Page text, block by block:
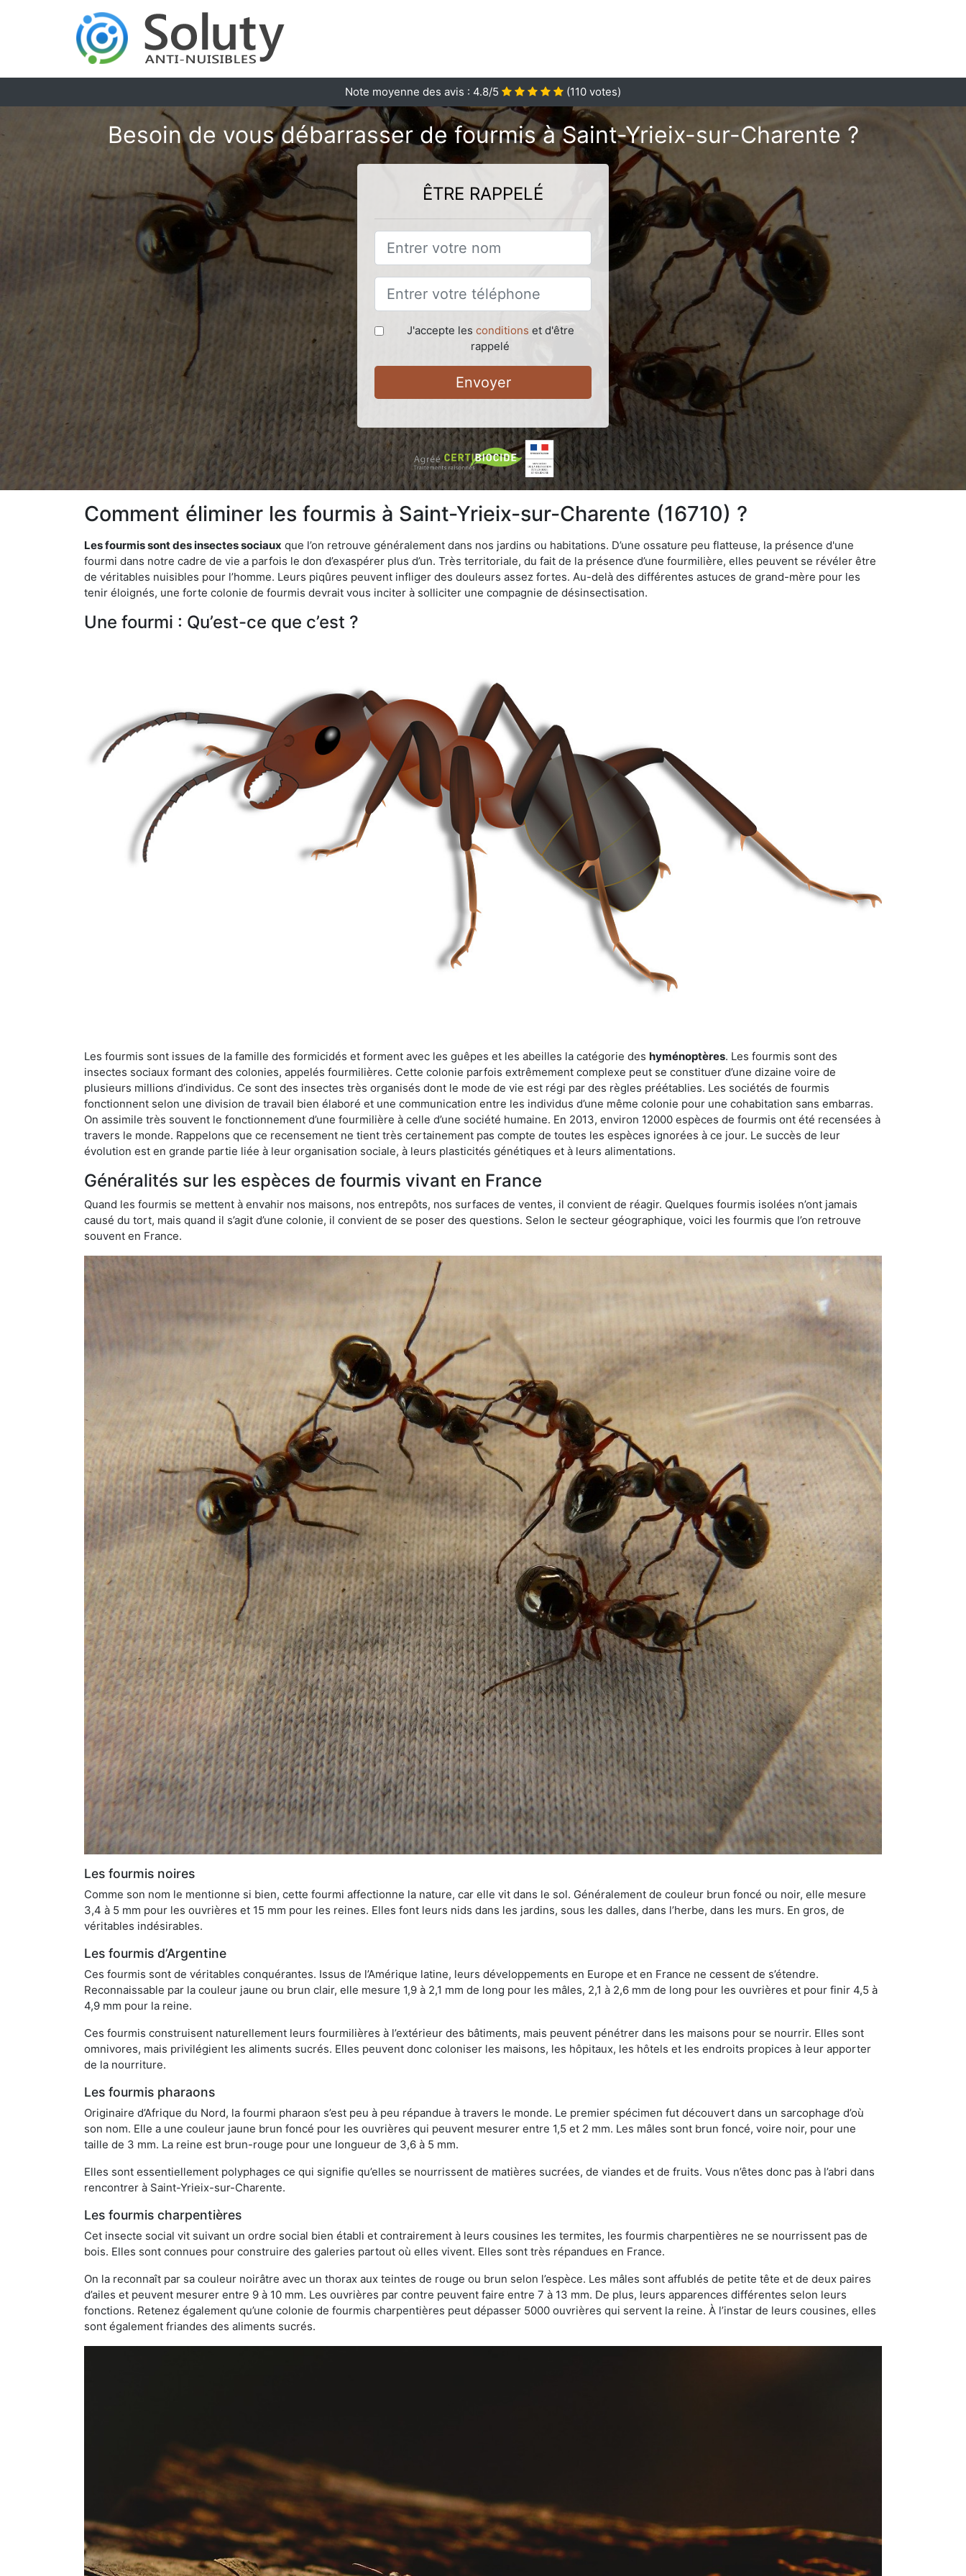
Note moyenne des avis : 4.8/5 (110 votes)
Besoin de vous débarrasser de fourmis à Saint-Yrieix-sur-Charente ?
ÊTRE RAPPELÉ
J'accepte les conditions et d'être
rappelé
Envoyer
Comment éliminer les fourmis à Saint-Yrieix-sur-Charente (16710) ?
Les fourmis sont des insectes sociaux que l’on retrouve généralement dans nos jardins ou habitations. D’une ossature peu flatteuse, la présence d'une
fourmi dans notre cadre de vie a parfois le don d’exaspérer plus d’un. Très territoriale, du fait de la présence d’une fourmilière, elles peuvent se révéler être
de véritables nuisibles pour l’homme. Leurs piqûres peuvent infliger des douleurs assez fortes. Au-delà des différentes astuces de grand-mère pour les
tenir éloignés, une forte colonie de fourmis devrait vous inciter à solliciter une compagnie de désinsectisation.
Une fourmi : Qu’est-ce que c’est ?
Les fourmis sont issues de la famille des formicidés et forment avec les guêpes et les abeilles la catégorie des hyménoptères. Les fourmis sont des
insectes sociaux formant des colonies, appelés fourmilières. Cette colonie parfois extrêmement complexe peut se constituer d’une dizaine voire de
plusieurs millions d’individus. Ce sont des insectes très organisés dont le mode de vie est régi par des règles préétablies. Les sociétés de fourmis
fonctionnent selon une division de travail bien élaboré et une communication entre les individus d’une même colonie pour une cohabitation sans embarras.
On assimile très souvent le fonctionnement d’une fourmilière à celle d’une société humaine. En 2013, environ 12000 espèces de fourmis ont été recensées à
travers le monde. Rappelons que ce recensement ne tient très certainement pas compte de toutes les espèces ignorées à ce jour. Le succès de leur
évolution est en grande partie liée à leur organisation sociale, à leurs plasticités génétiques et à leurs alimentations.
Généralités sur les espèces de fourmis vivant en France
Quand les fourmis se mettent à envahir nos maisons, nos entrepôts, nos surfaces de ventes, il convient de réagir. Quelques fourmis isolées n’ont jamais
causé du tort, mais quand il s’agit d’une colonie, il convient de se poser des questions. Selon le secteur géographique, voici les fourmis que l’on retrouve
souvent en France.
Les fourmis noires
Comme son nom le mentionne si bien, cette fourmi affectionne la nature, car elle vit dans le sol. Généralement de couleur brun foncé ou noir, elle mesure
3,4 à 5 mm pour les ouvrières et 15 mm pour les reines. Elles font leurs nids dans les jardins, sous les dalles, dans l’herbe, dans les murs. En gros, de
véritables indésirables.
Les fourmis d’Argentine
Ces fourmis sont de véritables conquérantes. Issus de l’Amérique latine, leurs développements en Europe et en France ne cessent de s’étendre.
Reconnaissable par la couleur jaune ou brun clair, elle mesure 1,9 à 2,1 mm de long pour les mâles, 2,1 à 2,6 mm de long pour les ouvrières et pour finir 4,5 à
4,9 mm pour la reine.
Ces fourmis construisent naturellement leurs fourmilières à l’extérieur des bâtiments, mais peuvent pénétrer dans les maisons pour se nourrir. Elles sont
omnivores, mais privilégient les aliments sucrés. Elles peuvent donc coloniser les maisons, les hôpitaux, les hôtels et les endroits propices à leur apporter
de la nourriture.
Les fourmis pharaons
Originaire d’Afrique du Nord, la fourmi pharaon s’est peu à peu répandue à travers le monde. Le premier spécimen fut découvert dans un sarcophage d’où
son nom. Elle a une couleur jaune brun foncé pour les ouvrières qui peuvent mesurer entre 1,5 et 2 mm. Les mâles sont brun foncé, voire noir, pour une
taille de 3 mm. La reine est brun-rouge pour une longueur de 3,6 à 5 mm.
Elles sont essentiellement polyphages ce qui signifie qu’elles se nourrissent de matières sucrées, de viandes et de fruits. Vous n’êtes donc pas à l’abri dans
rencontrer à Saint-Yrieix-sur-Charente.
Les fourmis charpentières
Cet insecte social vit suivant un ordre social bien établi et contrairement à leurs cousines les termites, les fourmis charpentières ne se nourrissent pas de
bois. Elles sont connues pour construire des galeries partout où elles vivent. Elles sont très répandues en France.
On la reconnaît par sa couleur noirâtre avec un thorax aux teintes de rouge ou brun selon l’espèce. Les mâles sont affublés de petite tête et de deux paires
d’ailes et peuvent mesurer entre 9 à 10 mm. Les ouvrières par contre peuvent faire entre 7 à 13 mm. De plus, leurs apparences différentes selon leurs
fonctions. Retenez également qu’une colonie de fourmis charpentières peut dépasser 5000 ouvrières qui servent la reine. À l’instar de leurs cousines, elles
sont également friandes des aliments sucrés.